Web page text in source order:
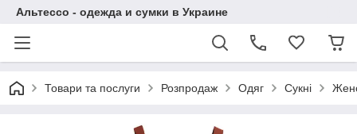
Альтессо - одежда и сумки в Украине
Товари та послуги Розпродаж Одяг Сукні